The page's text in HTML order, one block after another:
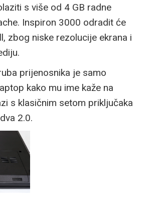
s više od 4 GB radne
Inspiron 3000 odradit će
zbog niske rezolucije ekrana i
prijenosnika je samo
kako mu ime kaže na
s klasičnim setom priključaka
2.0.